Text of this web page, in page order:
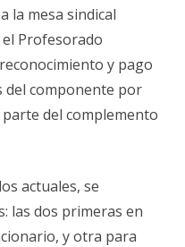
la mesa sindical
Profesorado
y pago
del componente por
del complemento
actuales, se
las dos primeras en
y otra para